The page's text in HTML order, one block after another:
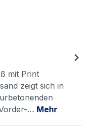
mit Print
zeigt sich in
… Mehr